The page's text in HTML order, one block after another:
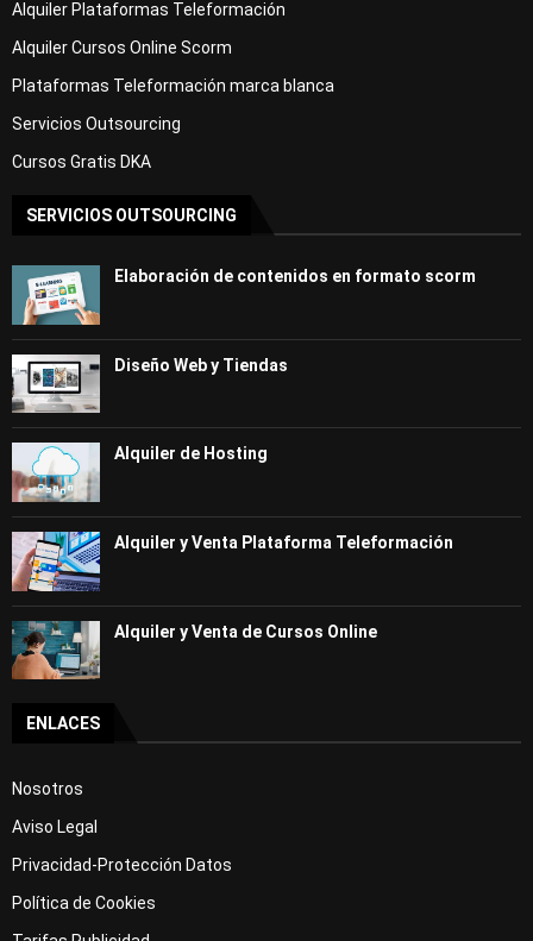
Alquiler Plataformas Teleformación
Alquiler Cursos Online Scorm
Plataformas Teleformación marca blanca
Servicios Outsourcing
Cursos Gratis DKA
SERVICIOS OUTSOURCING
Elaboración de contenidos en formato scorm
Diseño Web y Tiendas
Alquiler de Hosting
Alquiler y Venta Plataforma Teleformación
Alquiler y Venta de Cursos Online
ENLACES
Nosotros
Aviso Legal
Privacidad-Protección Datos
Política de Cookies